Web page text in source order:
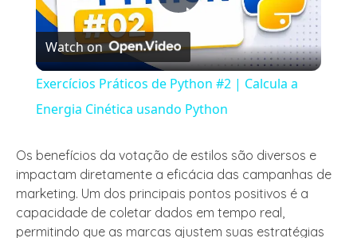
Play
Video
Watch on
Exercícios Práticos de Python #2 | Calcula a
Energia Cinética usando Python
Os benefícios da votação de estilos são diversos e
impactam diretamente a eficácia das campanhas de
marketing. Um dos principais pontos positivos é a
capacidade de coletar dados em tempo real,
permitindo que as marcas ajustem suas estratégias